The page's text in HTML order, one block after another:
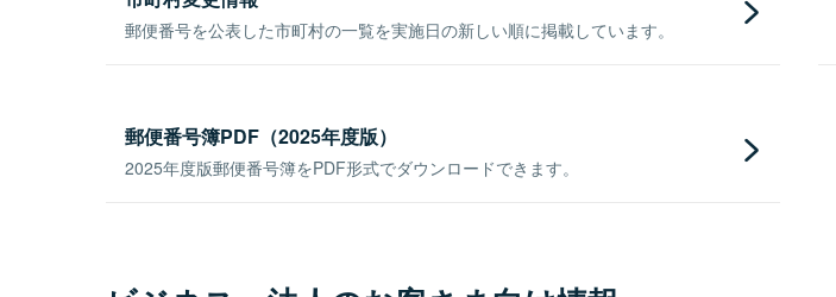
郵便番号を公表した市町村の一覧を実施日の新しい順に掲載しています。
郵便番号簿PDF（2025年度版）
2025年度版郵便番号簿をPDF形式でダウンロードできます。